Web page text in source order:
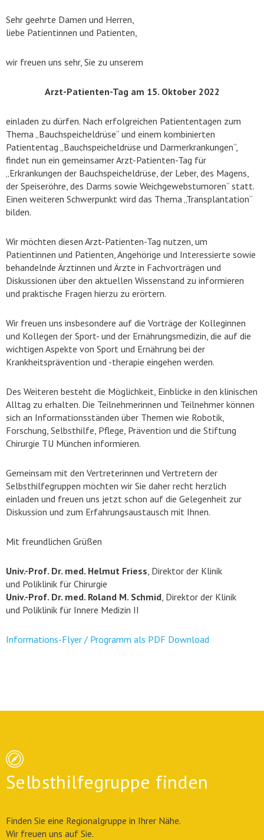
Sehr geehrte Damen und Herren,
liebe Patientinnen und Patienten,
wir freuen uns sehr, Sie zu unserem
Arzt-Patienten-Tag am 15. Oktober 2022
einladen zu dürfen. Nach erfolgreichen Patiententagen zum
Thema „Bauchspeicheldrüse“ und einem kombinierten
Patiententag „Bauchspeicheldrüse und Darmerkrankungen“,
findet nun ein gemeinsamer Arzt-Patienten-Tag für
„Erkrankungen der Bauchspeicheldrüse, der Leber, des Magens,
der Speiseröhre, des Darms sowie Weichgewebstumoren“ statt.
Einen weiteren Schwerpunkt wird das Thema „Transplantation“
bilden.
Wir möchten diesen Arzt-Patienten-Tag nutzen, um
Patientinnen und Patienten, Angehörige und Interessierte sowie
behandelnde Ärztinnen und Ärzte in Fachvorträgen und
Diskussionen über den aktuellen Wissenstand zu informieren
und praktische Fragen hierzu zu erörtern.
Wir freuen uns insbesondere auf die Vorträge der Kolleginnen
und Kollegen der Sport- und der Ernährungsmedizin, die auf die
wichtigen Aspekte von Sport und Ernährung bei der
Krankheitsprävention und -therapie eingehen werden.
Des Weiteren besteht die Möglichkeit, Einblicke in den klinischen
Alltag zu erhalten. Die Teilnehmerinnen und Teilnehmer können
sich an Informationsständen über Themen wie Robotik,
Forschung, Selbsthilfe, Pflege, Prävention und die Stiftung
Chirurgie TU München informieren.
Gemeinsam mit den Vertreterinnen und Vertretern der
Selbsthilfegruppen möchten wir Sie daher recht herzlich
einladen und freuen uns jetzt schon auf die Gelegenheit zur
Diskussion und zum Erfahrungsaustausch mit Ihnen.
Mit freundlichen Grüßen
Univ.-Prof. Dr. med. Helmut Friess, Direktor der Klinik
und Poliklinik für Chirurgie
Univ.-Prof. Dr. med. Roland M. Schmid, Direktor der Klinik
und Poliklinik für Innere Medizin II
Informations-Flyer / Programm als PDF Download
Selbsthilfegruppe finden
Finden Sie eine Regionalgruppe in Ihrer Nähe.
Wir freuen uns auf Sie.